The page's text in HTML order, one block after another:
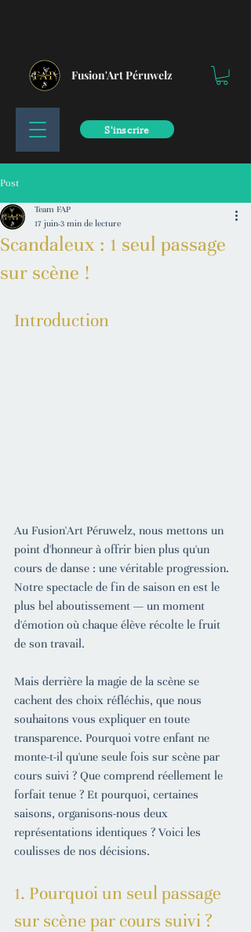
Fusion'Art Péruwelz
S'inscrire
Post
Scandaleux : 1 seul passage
sur scène !
Team FAP
17 juin 3 min de lecture
Introduction
Au Fusion'Art Péruwelz, nous mettons un
point d'honneur à offrir bien plus qu'un
cours de danse : une véritable progression.
Notre spectacle de fin de saison en est le
plus bel aboutissement — un moment
d'émotion où chaque élève récolte le fruit
de son travail.
Mais derrière la magie de la scène se
cachent des choix réfléchis, que nous
souhaitons vous expliquer en toute
transparence. Pourquoi votre enfant ne
monte-t-il qu'une seule fois sur scène par
cours suivi ? Que comprend réellement le
forfait tenue ? Et pourquoi, certaines
saisons, organisons-nous deux
représentations identiques ? Voici les
coulisses de nos décisions.
1. Pourquoi un seul passage
sur scène par cours suivi ?